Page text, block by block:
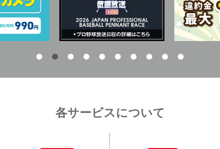
各サービスについて